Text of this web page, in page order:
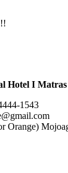
Hotel I
1543